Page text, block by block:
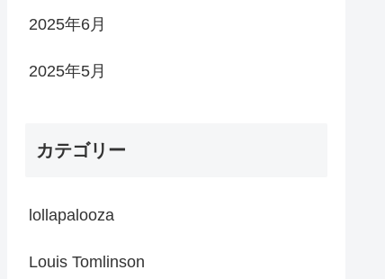
2025年6月
2025年5月
カテゴリー
lollapalooza
Louis Tomlinson